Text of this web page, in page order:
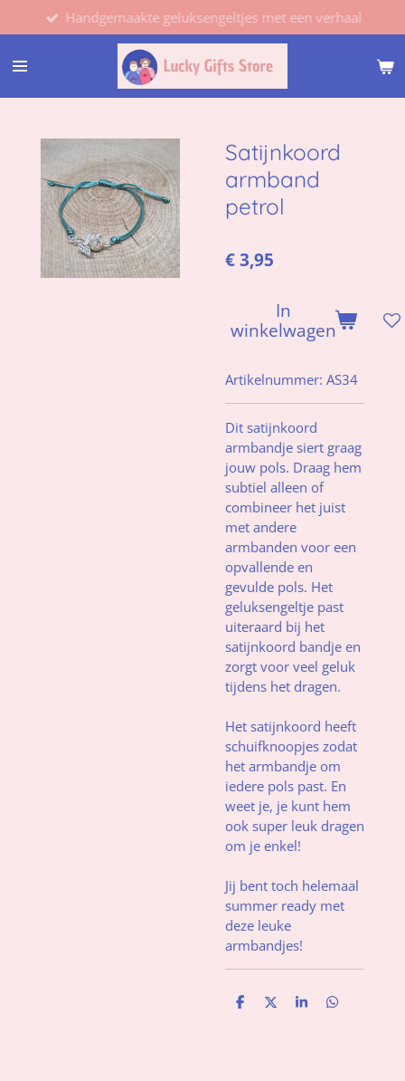
direct
naar
hoofdinhoud
Handgemaakte geluksengeltjes met een verhaal
Satijnkoord
armband
petrol
€ 3,95
In
winkelwagen
Artikelnummer: AS34
Dit satijnkoord
armbandje siert graag
jouw pols. Draag hem
subtiel alleen of
combineer het juist
met andere
armbanden voor een
opvallende en
gevulde pols. Het
geluksengeltje past
uiteraard bij het
satijnkoord bandje en
zorgt voor veel geluk
tijdens het dragen.
Het satijnkoord heeft
schuifknoopjes zodat
het armbandje om
iedere pols past. En
weet je, je kunt hem
ook super leuk dragen
om je enkel!
Jij bent toch helemaal
summer ready met
deze leuke
armbandjes!
D
D
S
D